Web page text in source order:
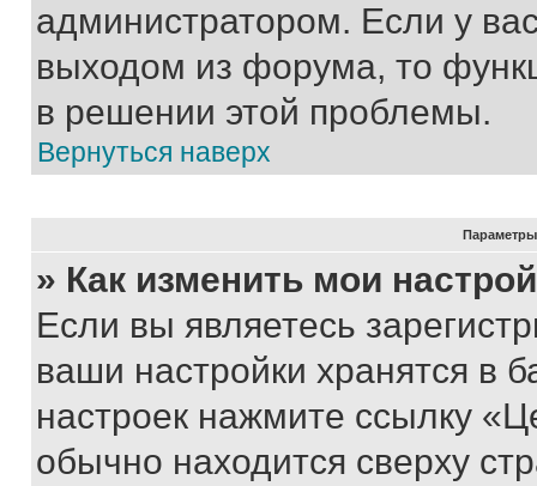
администратором. Если у
выходом из форума, то
в решении этой проблемы.
Вернуться наверх
Параметры
» Как изменить мои
Если вы являетесь
ваши настройки хранятся в
настроек нажмите ссылку
обычно находится сверху